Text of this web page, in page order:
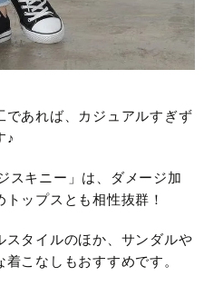
であれば、カジュアルすぎず
♪
スキニー」は、ダメージ加
ップスとも相性抜群！
スタイルのほか、サンダルや
こなしもおすすめです。